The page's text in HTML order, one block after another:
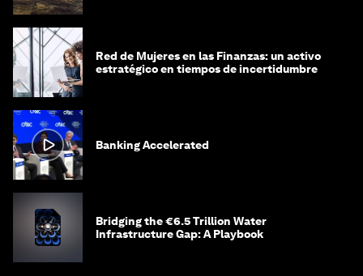
Red de Mujeres en las Finanzas: un activo
estratégico en tiempos de incertidumbre
Banking Accelerated
Bridging the €6.5 Trillion Water
Infrastructure Gap: A Playbook